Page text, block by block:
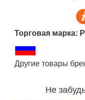
Торговая марка:
Другие товары
Не